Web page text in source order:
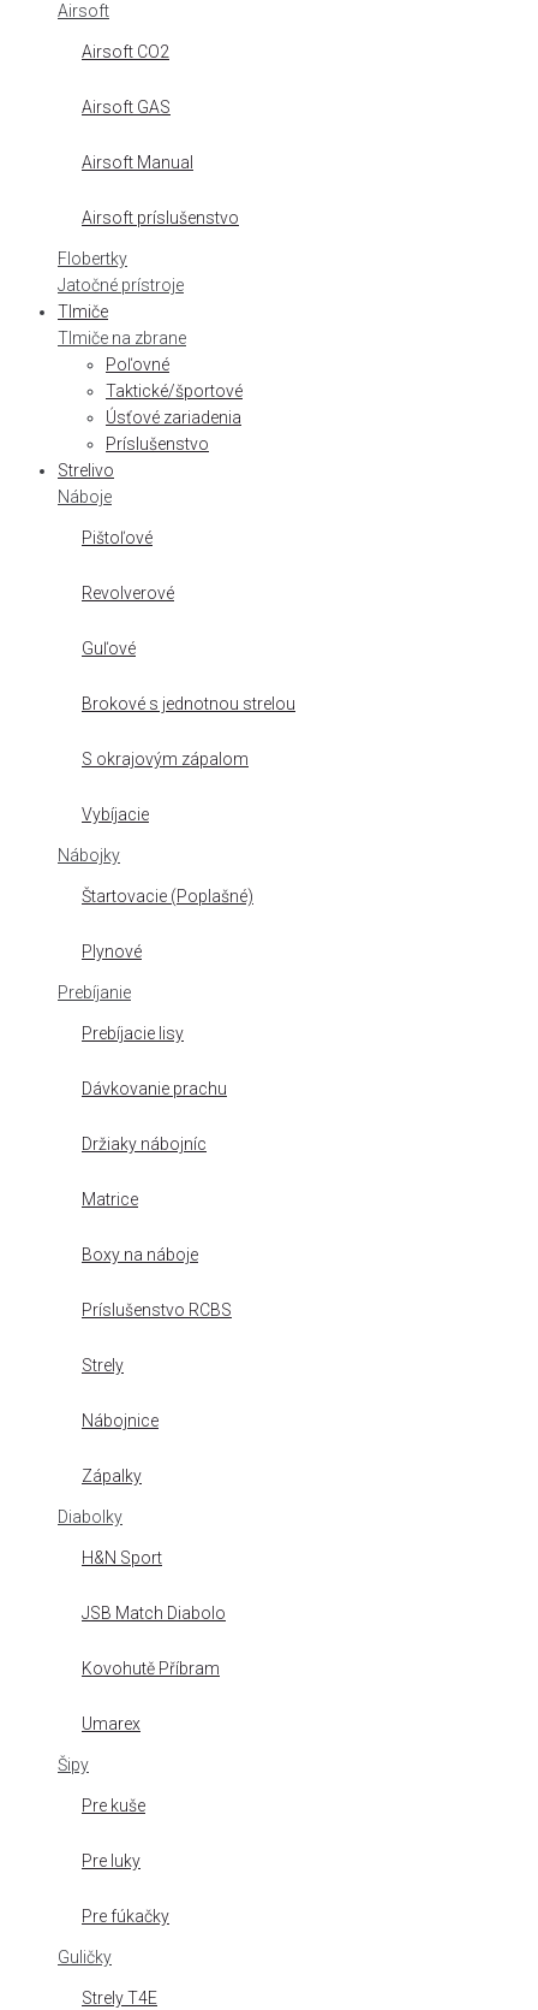
Airsoft
Airsoft CO2
Airsoft GAS
Airsoft Manual
Airsoft príslušenstvo
Flobertky
Jatočné prístroje
Tlmiče
Tlmiče na zbrane
Poľovné
Taktické/športové
Úsťové zariadenia
Príslušenstvo
Strelivo
Náboje
Pištoľové
Revolverové
Guľové
Brokové s jednotnou strelou
S okrajovým zápalom
Vybíjacie
Nábojky
Štartovacie (Poplašné)
Plynové
Prebíjanie
Prebíjacie lisy
Dávkovanie prachu
Držiaky nábojníc
Matrice
Boxy na náboje
Príslušenstvo RCBS
Strely
Nábojnice
Zápalky
Diabolky
H&N Sport
JSB Match Diabolo
Kovohutě Příbram
Umarex
Šipy
Pre kuše
Pre luky
Pre fúkačky
Guličky
Strely T4E